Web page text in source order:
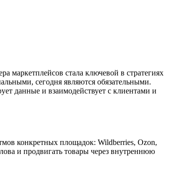
маркетплейсов стала ключевой в стратегиях
сегодня являются обязательными.
данные и взаимодействует с клиентами и
конкретных площадок: Wildberries, Ozon,
и продвигать товары через внутреннюю